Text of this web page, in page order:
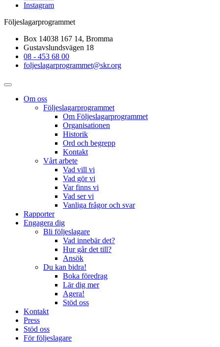
Instagram
Följeslagarprogrammet
Box 14038 167 14, Bromma
Gustavslundsvägen 18
08 - 453 68 00
foljeslagarprogrammet@skr.org
Om oss
Följeslagarprogrammet
Om Följeslagarprogrammet
Organisationen
Historik
Ord och begrepp
Kontakt
Vårt arbete
Vad vill vi
Vad gör vi
Var finns vi
Vad ser vi
Vanliga frågor och svar
Rapporter
Engagera dig
Bli följeslagare
Vad innebär det?
Hur går det till?
Ansök
Du kan bidra!
Boka föredrag
Lär dig mer
Agera!
Stöd oss
Kontakt
Press
Stöd oss
För följeslagare